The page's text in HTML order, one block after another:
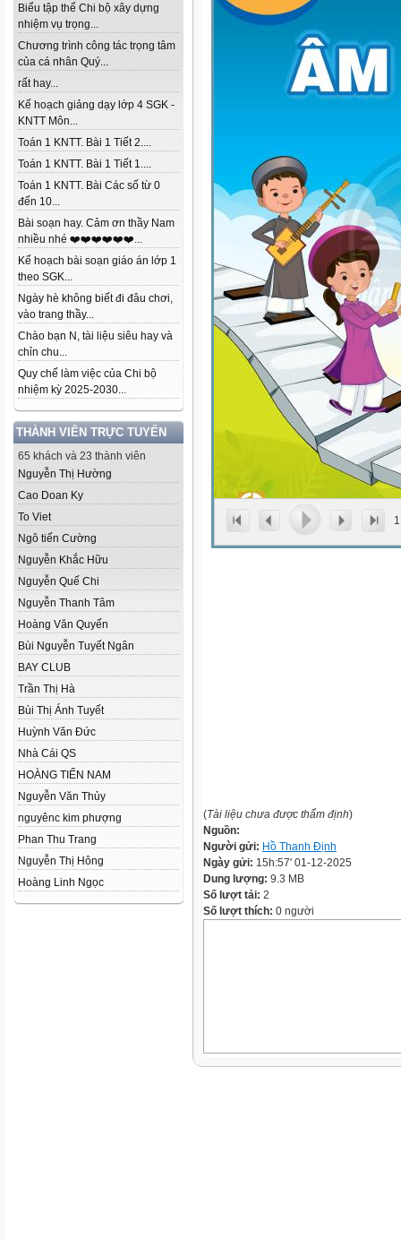
Biểu tập thể Chi bộ xây dựng
nhiệm vụ trọng...
Chương trình công tác trọng tâm
của cá nhân Quý...
rất hay...
Kế hoạch giảng dạy lớp 4 SGK -
KNTT Môn...
Toán 1 KNTT. Bài 1 Tiết 2....
Toán 1 KNTT. Bài 1 Tiết 1....
Toán 1 KNTT. Bài Các số từ 0
đến 10...
Bài soạn hay. Cảm ơn thầy Nam
nhiều nhé ❤️❤️❤️❤️❤️❤️...
Kế hoạch bài soạn giáo án lớp 1
theo SGK...
Ngày hè không biết đi đâu chơi,
vào trang thầy...
Chào bạn N, tài liệu siêu hay và
chỉn chu...
Quy chế làm việc của Chi bộ
nhiệm kỳ 2025-2030...
THÀNH VIÊN TRỰC TUYẾN
65 khách và 23 thành viên
Nguyễn Thị Hường
Cao Doan Ky
To Viet
Ngô tiến Cường
Nguyễn Khắc Hữu
Nguyễn Quế Chi
Nguyễn Thanh Tâm
Hoàng Văn Quyến
Bùi Nguyễn Tuyết Ngân
BAY CLUB
Trần Thị Hà
Bùi Thị Ánh Tuyết
Huỳnh Văn Đức
Nhà Cái QS
HOÀNG TIẾN NAM
Nguyễn Văn Thủy
nguyênc kim phượng
Phan Thu Trang
Nguyễn Thị Hông
Hoàng Linh Ngọc
1
(Tài liệu chưa được thẩm định)
Nguồn:
Người gửi: Hồ Thanh Định
Ngày gửi: 15h:57' 01-12-2025
Dung lượng: 9.3 MB
Số lượt tải: 2
Số lượt thích: 0 người